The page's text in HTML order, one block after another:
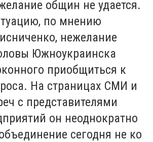
общин не удается.
по мнению
нежелание
Южноукраинска
приобщиться к
На страницах СМИ и
с представителями
он неоднократно
сегодня не ко